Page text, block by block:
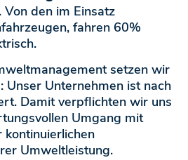
Von den im Einsatz
fahren 60%
setzen wir
Unser Unternehmen ist nach
Damit verpflichten wir uns
Umgang mit
kontinuierlichen
Umweltleistung.